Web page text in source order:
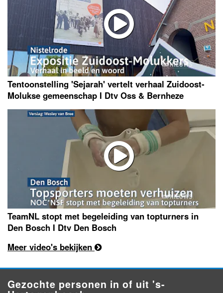
Tentoonstelling 'Sejarah' vertelt verhaal Zuidoost-
Molukse gemeenschap I Dtv Oss & Bernheze
TeamNL stopt met begeleiding van topturners in
Den Bosch I Dtv Den Bosch
Meer video's bekijken
Gezochte personen in of uit 's-